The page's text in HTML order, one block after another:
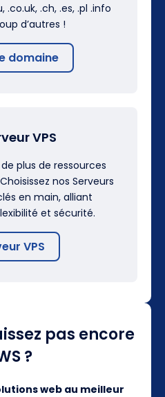
.co.uk, .ch, .es, .pl .info
d’autres !
domaine
VPS
plus de ressources
nos Serveurs
en main, alliant
et sécurité.
VPS
pas encore
?
web au meilleur